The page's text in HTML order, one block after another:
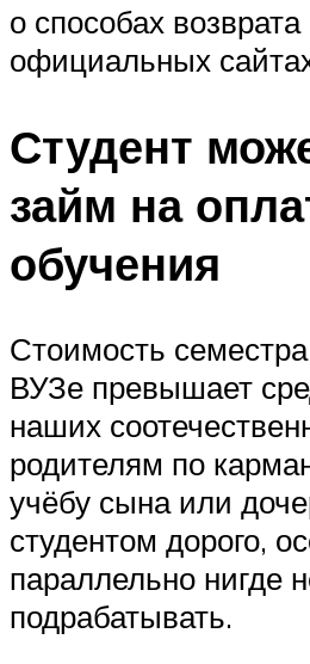
о способах
официальных
Студент
займ на
обучения
Стоимость
ВУЗе превышает
наших
родителям по
учёбу сына или
студентом дорого,
параллельно нигде
подрабатывать.